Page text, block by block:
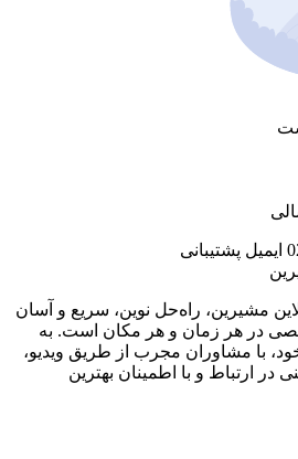
ایمیل پشتیبانی
مشیرین، راه‌‌حل نوین، سریع و آسان
در هر زمان و هر مکان است. به
با مشاوران مجرب از طریق ویدیو،
در ارتباط و با اطمینان بهترین